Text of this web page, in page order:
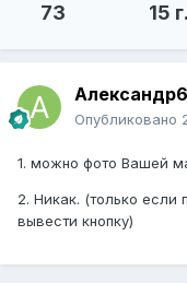
73 15 г.
Опубликовано
1. можно фото Вашей
2. Никак. (только если
вывести кнопку)